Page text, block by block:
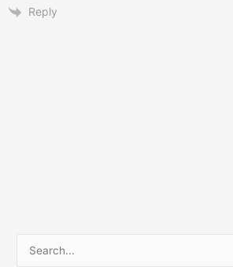
Reply